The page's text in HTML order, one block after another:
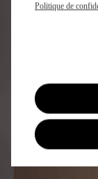
En plus de la
Extension de
Politique de